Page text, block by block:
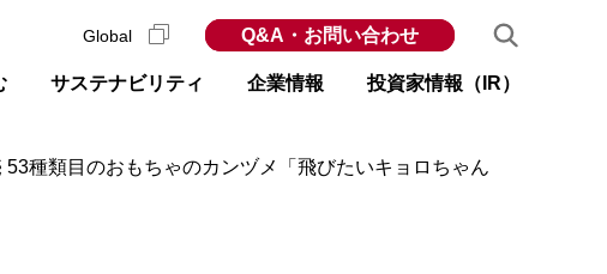
サステナビリティ 企業情報 投資家情報（IR）
Global Q&A・お問い合わせ
種類目のおもちゃのカンヅメ「飛びたいキョロちゃん